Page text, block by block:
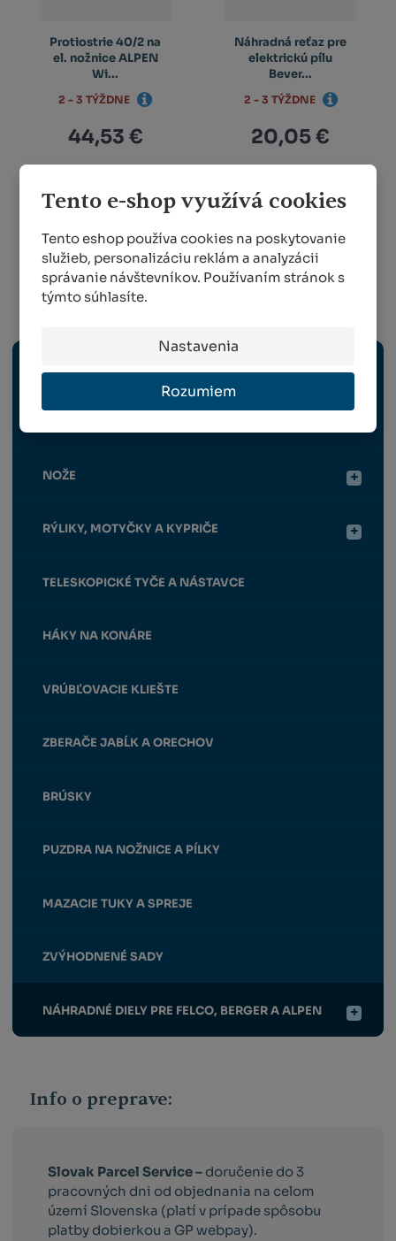
Tento e-shop využívá cookies
Tento eshop používa cookies na poskytovanie
služieb, personalizáciu reklám a analyzácii
správanie návštevníkov. Používaním stránok s
týmto súhlasíte.
Nastavenia
Rozumiem
Protiostrie 40/2 na
el. nožnice ALPEN
Wi...
44,53 €
2 - 3 TÝŽDNE
Náhradná reťaz pre
elektrickú pílu
Bever...
20,05 €
2 - 3 TÝŽDNE
1 2
NOŽE
RÝLIKY, MOTYČKY A KYPRIČE
TELESKOPICKÉ TYČE A NÁSTAVCE
HÁKY NA KONÁRE
VRÚBĽOVACIE KLIEŠTE
ZBERAČE JABĹK A ORECHOV
BRÚSKY
PUZDRA NA NOŽNICE A PÍLKY
MAZACIE TUKY A SPREJE
ZVÝHODNENÉ SADY
NÁHRADNÉ DIELY PRE FELCO, BERGER A ALPEN
Info o preprave:
Slovak Parcel Service – doručenie do 3
pracovných dni od objednania na celom
území Slovenska (platí v prípade spôsobu
platby dobierkou a GP webpay).